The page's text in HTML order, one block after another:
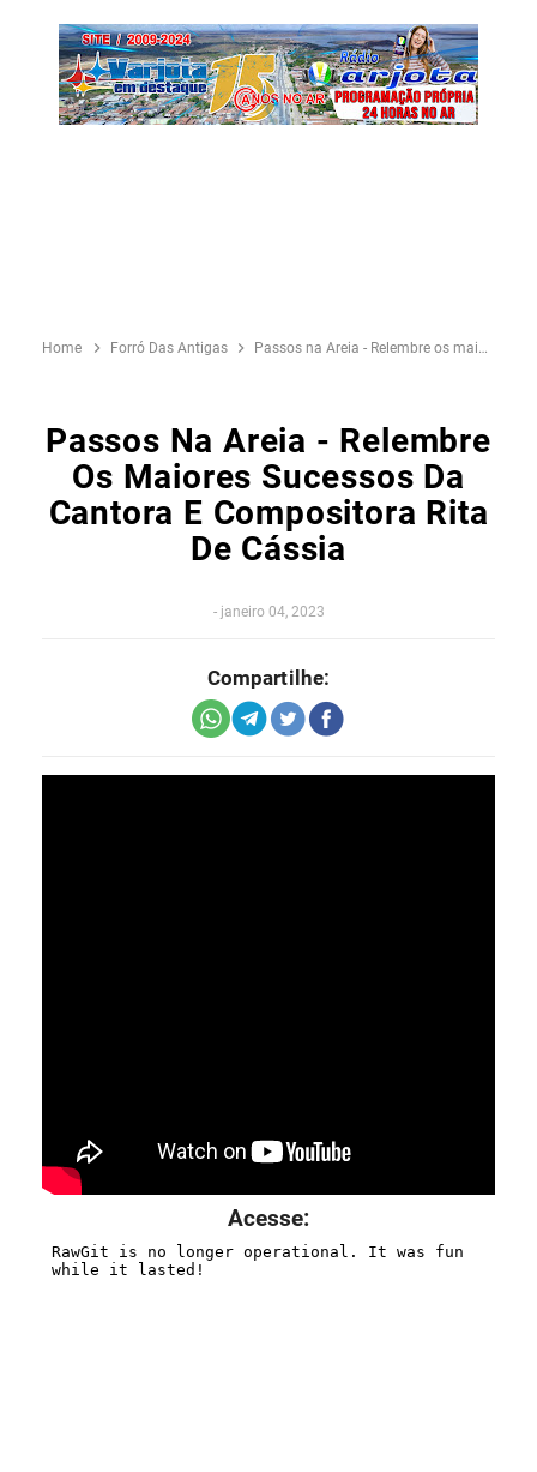
Home Forró Das Antigas Passos na Areia - Relembre os maiores sucessos da cantora e compositora Rita de Cássia
Passos Na Areia - Relembre
Os Maiores Sucessos Da
Cantora E Compositora Rita
De Cássia
- janeiro 04, 2023
Compartilhe:
Acesse: